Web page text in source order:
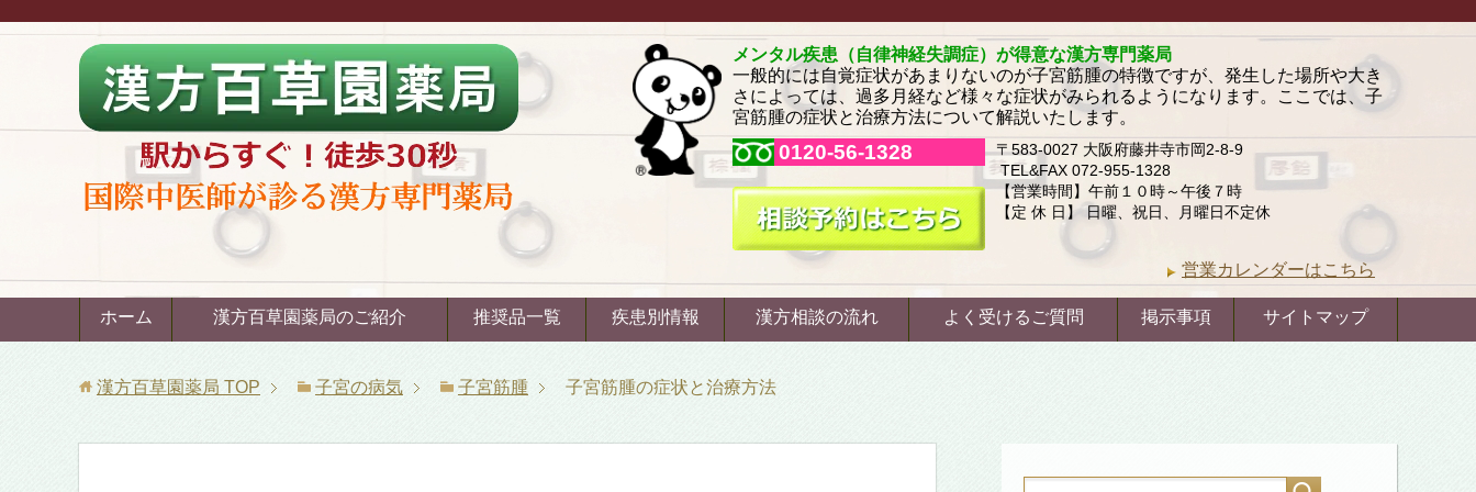
メンタル疾患（自律神経失調症）が得意な漢方専門薬局
一般的には自覚症状があまりないのが子宮筋腫の特徴ですが、発生した場所や大き
さによっては、過多月経など様々な症状がみられるようになります。ここでは、子
宮筋腫の症状と治療方法について解説いたします。
0120-56-1328
〒583-0027 大阪府藤井寺市岡2-8-9
TEL&FAX 072-955-1328
【営業時間】午前１０時～午後７時
【定 休 日】 日曜、祝日、月曜日不定休
営業カレンダーはこちら
ホーム 漢方百草園薬局のご紹介 推奨品一覧 疾患別情報 漢方相談の流れ よく受けるご質問 掲示事項 サイトマップ
漢方百草園薬局 TOP 子宮の病気 子宮筋腫 子宮筋腫の症状と治療方法